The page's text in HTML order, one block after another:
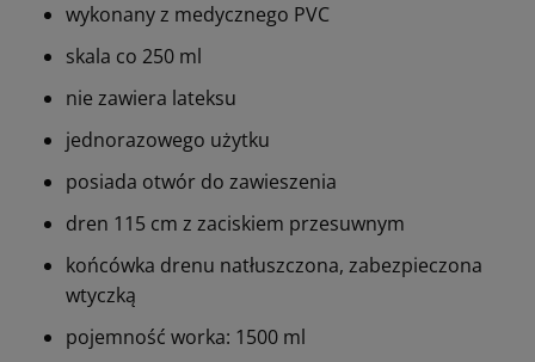
wykonany z medycznego PVC
skala co 250 ml
nie zawiera lateksu
jednorazowego użytku
posiada otwór do zawieszenia
dren 115 cm z zaciskiem przesuwnym
końcówka drenu natłuszczona, zabezpieczona
wtyczką
pojemność worka: 1500 ml